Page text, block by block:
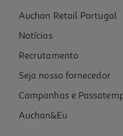
Telemovel Ulefone Armor Mini 3
49.99 €/un
49,99 €
Auchan Retail Portugal
Notícias
Recrutamento
Seja nosso fornecedor
Campanhas e
Auchan&Eu